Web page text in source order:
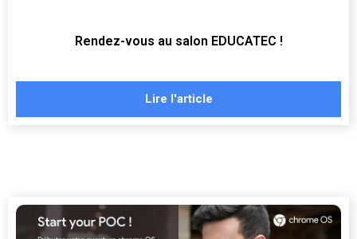
Rendez-vous au salon EDUCATEC !
Lire l'article